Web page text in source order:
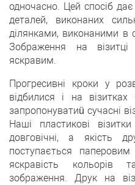
одночасно. Цей спосіб
деталей, виконаних
ділянками, виконаними в
Зображення на
яскравим.
Прогресивні кроки у
відбилися і на
запропонуватиü сучасні
Наші пластикові
довговічні, а якість
поступається
яскравість кольорів
зображення. Друк на